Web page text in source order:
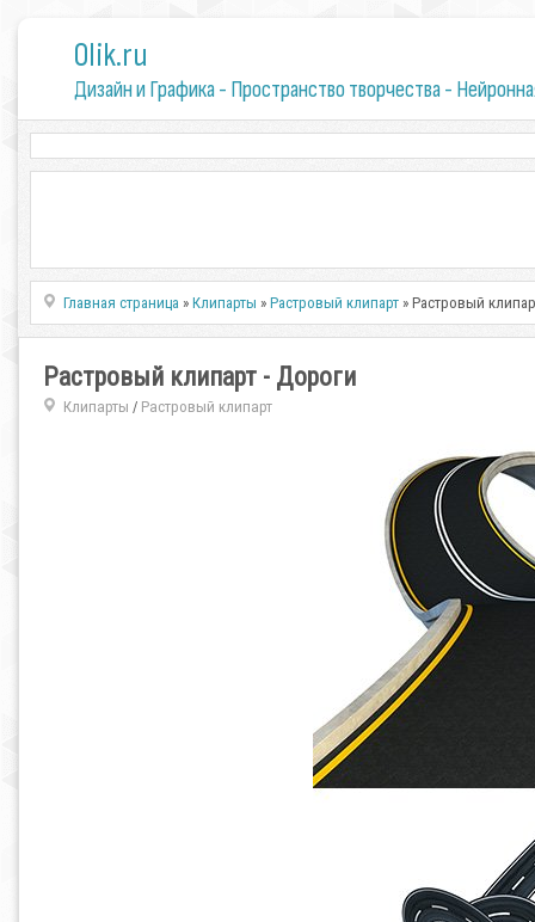
0lik.ru
Дизайн и Графика - Пространство творчества -
Главная страница »Клипарты »Растровый клипарт » Растровый
Растровый клипарт - Дороги
Клипарты / Растровый клипарт